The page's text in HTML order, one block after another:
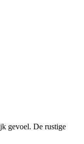
gevoel. De rustige